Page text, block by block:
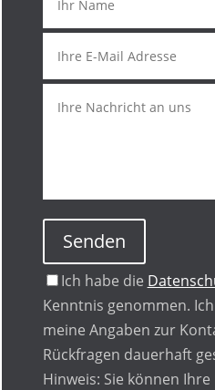
Senden
Ich habe die
Kenntnis genommen.
meine Angaben zur
Rückfragen dauerhaft
Hinweis: Sie können